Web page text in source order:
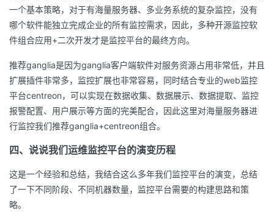
一个基本策略，对于有海量服务器、多业务系统的复杂监控，没有
哪个软件能独立完成企业的所有监控需求，因此，多种开源监控软
件组合应用+二次开发才是监控平台的最终方向。
推荐ganglia是因为ganglia客户端软件对服务资源占用非常低，并且
扩展插件非常多，监控扩展也非常容易，同时结合专业的web监控
平台centreon，可以实现在数据收集、数据展示、数据提取、监控
报警配置、用户展示等方面的完美配合，因此这里对海量服务器进
行监控我们推荐ganglia+centreon组合。
四、说说我们运维监控平台的演变历程
这是一个经验和总结，我结合这么多年我们监控平台的演变，总结
了一下不同阶段、不同机器数量，监控平台需要的构建思路和策
略。